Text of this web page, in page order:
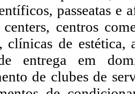
passeatas
centers, centros
clínicas de
entrega em
de clubes de